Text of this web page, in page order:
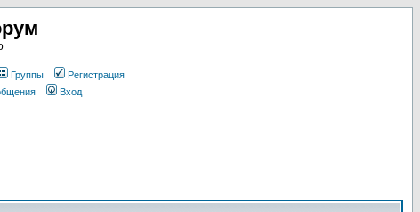
Группы
Регистрация
Вход